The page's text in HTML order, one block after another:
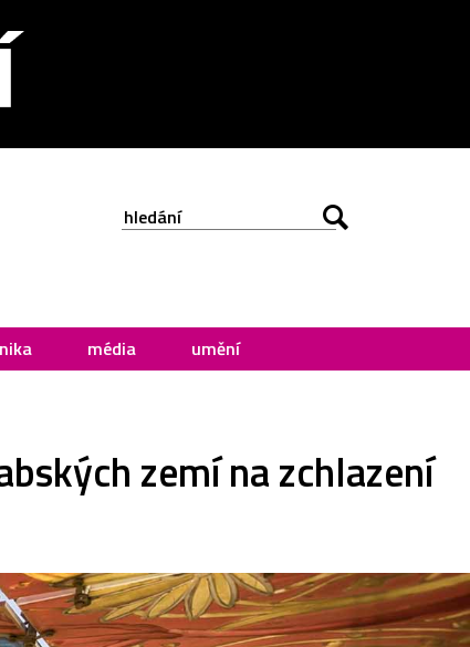
média umění
zemí na zchlazení